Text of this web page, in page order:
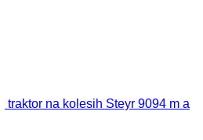
traktor na kolesih Steyr 9094 m a